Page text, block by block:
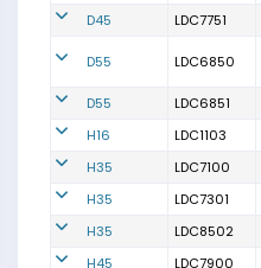
D45
LDC7751
D55 LDC6850
D55 LDC6851
H16
LDC1103
H35
LDC7100
H35
LDC7301
H35
LDC8502
H45
LDC7900